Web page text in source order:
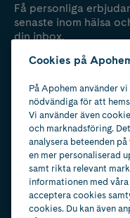
Få personliga
senaste inom hälsa
din inbox.
Cookies på
På Apohem använder
nödvändiga för att
Vi använder även
och marknadsföring.
analysera beteenden
en mer personaliserad
samt rikta relevant
informationen med
acceptera cookies
cookies. Du kan även